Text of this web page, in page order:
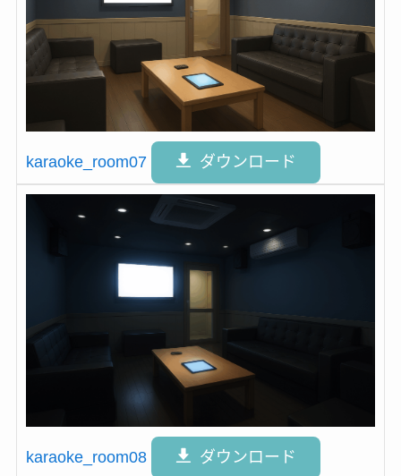
karaoke_room07 ダウンロード
karaoke_room08 ダウンロード